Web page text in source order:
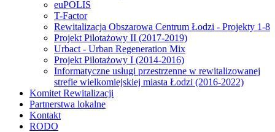
euPOLIS
T-Factor
Rewitalizacja Obszarowa Centrum Łodzi - Projekty 1-8
Projekt Pilotażowy II (2017-2019)
Urbact - Urban Regeneration Mix
Projekt Pilotażowy I (2014-2016)
Informatyczne usługi przestrzenne w rewitalizowanej
strefie wielkomiejskiej miasta Łodzi (2016-2022)
Komitet Rewitalizacji
Partnerstwa lokalne
Kontakt
RODO